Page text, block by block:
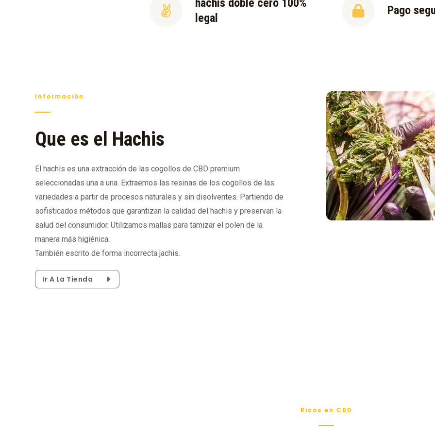
hachis doble cero 100%
legal
Pago
Información
Que es el Hachis
El hachis es una extracción de las cogollos de CBD premium
seleccionadas una a una. Extraemos las resinas de los cogollos de las
variedades a partir de procesos naturales y sin disolventes. Partiendo de
sofisticados métodos que garantizan la calidad del hachis y preservan la
salud del consumidor. Utilizamos mallas para tamizar el polen de la
manera más higiénica.
También escrito de forma incorrecta jachis.
Ir A La Tienda
Ricos en CBD